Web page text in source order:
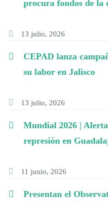
procura fondos de la
13 julio, 2026
CEPAD lanza
su labor en Jalisco
13 julio, 2026
Mundial 2026 |
represión en
11 junio, 2026
Presentan el